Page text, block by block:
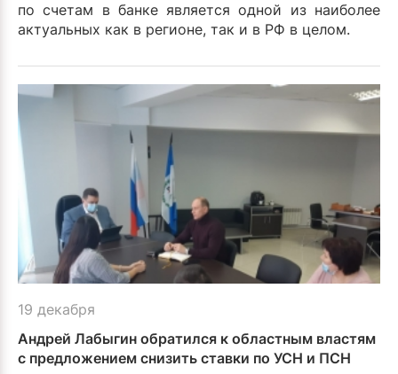
по счетам в банке является одной из наиболее
актуальных как в регионе, так и в РФ в целом.
19 декабря
Андрей Лабыгин обратился к областным властям
с предложением снизить ставки по УСН и ПСН